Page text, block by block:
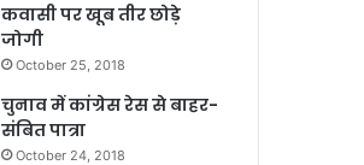
कवासी पर खूब तीर छोड़े
जोगी
October 25, 2018
चुनाव में कांग्रेस रेस से बाहर-
संबित पात्रा
October 24, 2018